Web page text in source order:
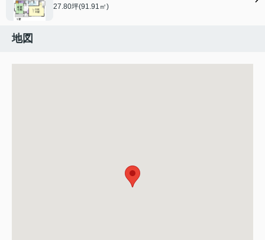
27.80坪(91.91㎡)
地図